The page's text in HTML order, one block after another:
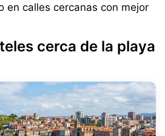
en calles cercanas con mejor
cerca de la playa